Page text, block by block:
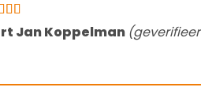
5 Jan Koppelman